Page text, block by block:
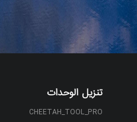
تنزيل الوحدات
CHEETAH_TOOL_PRO